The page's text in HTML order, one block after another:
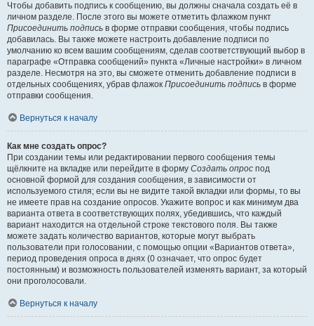
Чтобы добавить подпись к сообщению, вы должны сначала создать её в
личном разделе. После этого вы можете отметить флажком пункт
Присоединить подпись в форме отправки сообщения, чтобы подпись
добавилась. Вы также можете настроить добавление подписи по
умолчанию ко всем вашим сообщениям, сделав соответствующий выбор в
параграфе «Отправка сообщений» пункта «Личные настройки» в личном
разделе. Несмотря на это, вы сможете отменить добавление подписи в
отдельных сообщениях, убрав флажок Присоединить подпись в форме
отправки сообщения.
Вернуться к началу
Как мне создать опрос?
При создании темы или редактировании первого сообщения темы
щёлкните на вкладке или перейдите в форму Создать опрос под
основной формой для создания сообщения, в зависимости от
используемого стиля; если вы не видите такой вкладки или формы, то вы
не имеете прав на создание опросов. Укажите вопрос и как минимум два
варианта ответа в соответствующих полях, убедившись, что каждый
вариант находится на отдельной строке текстового поля. Вы также
можете задать количество вариантов, которые могут выбрать
пользователи при голосовании, с помощью опции «Вариантов ответа»,
период проведения опроса в днях (0 означает, что опрос будет
постоянным) и возможность пользователей изменять вариант, за который
они проголосовали.
Вернуться к началу